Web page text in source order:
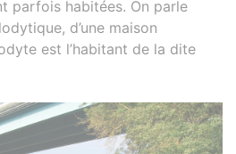
parfois habitées. On parle
d’une maison
est l’habitant de la dite